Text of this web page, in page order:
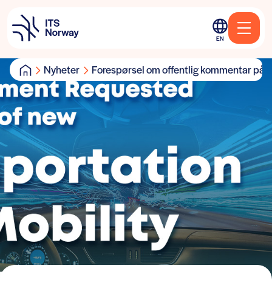
EN
Nyheter Forespørsel om offentlig kommentar på